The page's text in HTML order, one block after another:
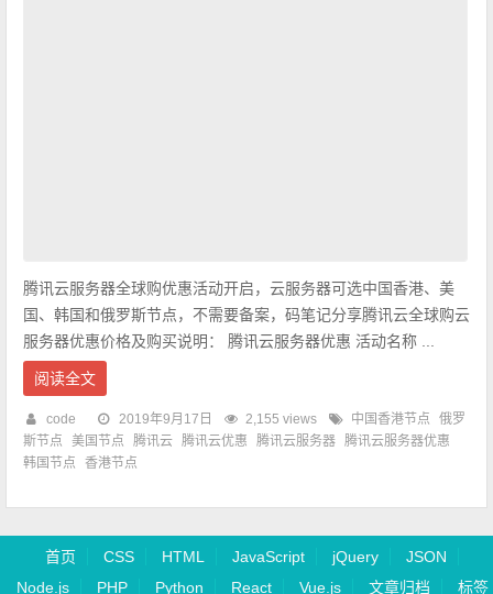
腾讯云服务器全球购优惠活动开启，云服务器可选中国香港、美
国、韩国和俄罗斯节点，不需要备案，码笔记分享腾讯云全球购云
服务器优惠价格及购买说明： 腾讯云服务器优惠 活动名称 ...
阅读全文
code 2019年9月17日 2,155 views 中国香港节点
俄罗
斯节点
美国节点 腾讯云 腾讯云优惠 腾讯云服务器 腾讯云服务器优惠
韩国节点
香港节点
首页 CSS HTML JavaScript jQuery
JSON
Node.js
PHP Python React Vue.js 文章归档 标签